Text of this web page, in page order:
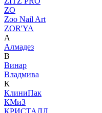
ZO
Zoo Nail Art
ZOR'YA
А
Алмадез
В
Винар
Владмива
К
КлиниПак
КМиЗ
КРИСТАЛЛ